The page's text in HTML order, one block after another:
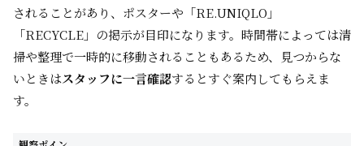
されることがあり、ポスターや「RE.UNIQLO」
「RECYCLE」の掲示が目印になります。時間帯によっては清
掃や整理で一時的に移動されることもあるため、見つからな
いときはスタッフに一言確認するとすぐ案内してもらえま
す。